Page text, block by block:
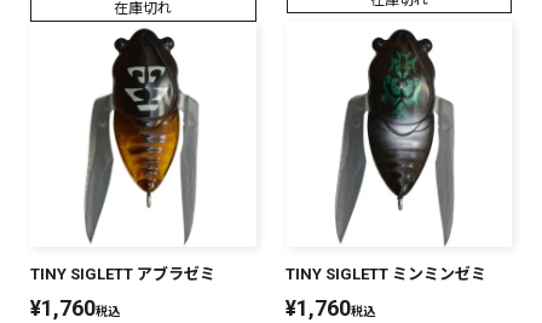
在庫切れ
TINY SIGLETT アブラゼミ
¥1,760税込
TINY SIGLETT ミンミンゼミ
¥1,760税込